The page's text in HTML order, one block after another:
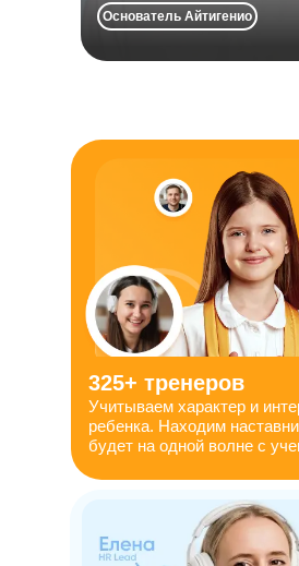
приносила радость
Основатель Айтигенио
Учитываем характер и
ребенка. Находим
будет на одной волне с
325+ тренеров